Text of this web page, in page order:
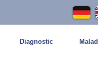
Diagnostic